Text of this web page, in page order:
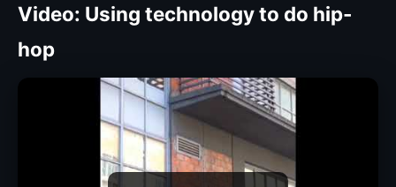
Video: Using technology to do hip-
hop